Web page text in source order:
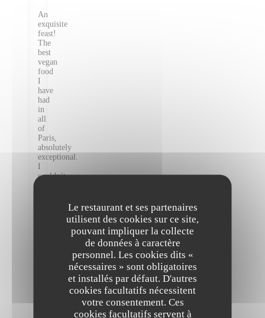
Le restaurant et ses partenaires
utilisent des cookies sur ce site,
pouvant impliquer la collecte
de données à caractère
personnel. Les cookies dits «
nécessaires » sont obligatoires
et installés par défaut. D'autres
cookies facultatifs nécessitent
votre consentement. Ces
cookies facultatifs servent à
An
exquisite
feast!
The
best
vegan
food
I
have
had
in
all
of
Paris,
absolutely
exceptional.
I
couldn’t
restaurant
informative